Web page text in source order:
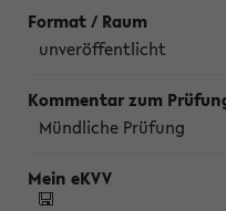
unveröffentlicht
Mündliche Prüfung